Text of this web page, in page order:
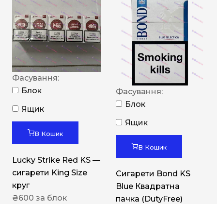
Фасування:
Блок
Ящик
В Кошик
Lucky Strike Red KS —
сигарети King Size
круг
₴600 за блок
Фасування:
Блок
Ящик
В Кошик
Сигарети Bond KS
Blue Квадратна
пачка (DutyFree)